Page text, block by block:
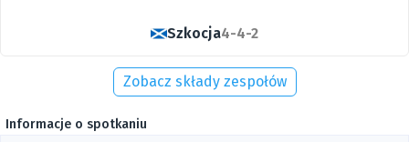
Szkocja4-4-2
Zobacz składy zespołów
Informacje o spotkaniu